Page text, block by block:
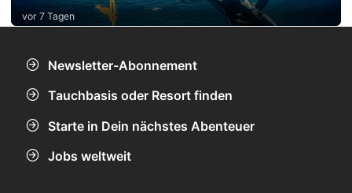
vor 7 Tagen
Newsletter-Abonnement
Tauchbasis oder Resort finden
Starte in Dein nächstes Abenteuer
Jobs weltweit